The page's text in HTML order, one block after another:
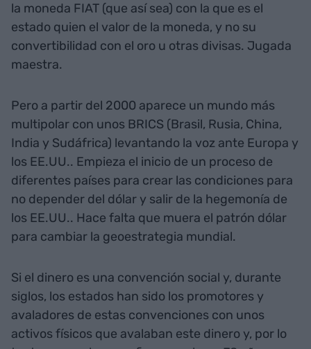
la moneda FIAT (que así sea) con la que es el
estado quien el valor de la moneda, y no su
convertibilidad con el oro u otras divisas. Jugada
maestra.
Pero a partir del 2000 aparece un mundo más
multipolar con unos BRICS (Brasil, Rusia, China,
India y Sudáfrica) levantando la voz ante Europa y
los EE.UU.. Empieza el inicio de un proceso de
diferentes países para crear las condiciones para
no depender del dólar y salir de la hegemonía de
los EE.UU.. Hace falta que muera el patrón dólar
para cambiar la geoestrategia mundial.
Si el dinero es una convención social y, durante
siglos, los estados han sido los promotores y
avaladores de estas convenciones con unos
activos físicos que avalaban este dinero y, por lo